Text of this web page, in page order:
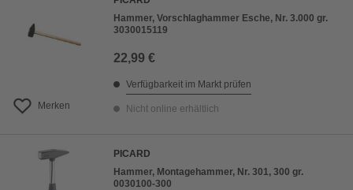
Merken
Hammer, Vorschlaghammer Esche, Nr. 3.000 gr.
3030015119
22,99 €
Verfügbarkeit im Markt prüfen
Nicht online erhältlich
PICARD
Hammer, Montagehammer, Nr. 301, 300 gr.
0030100-300